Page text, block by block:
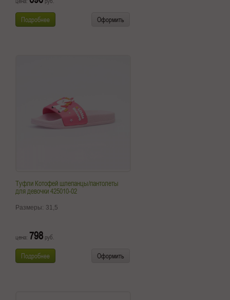
Подробнее Оформить
Туфли Котофей шлепанцы/пантолеты
для девочки 425010-02
Размеры: 31,5
цена: 798 руб.
Подробнее Оформить